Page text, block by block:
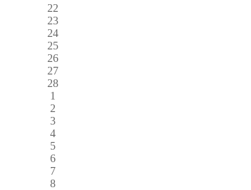
22
23
24
25
26
27
28
1
2
3
4
5
6
7
8